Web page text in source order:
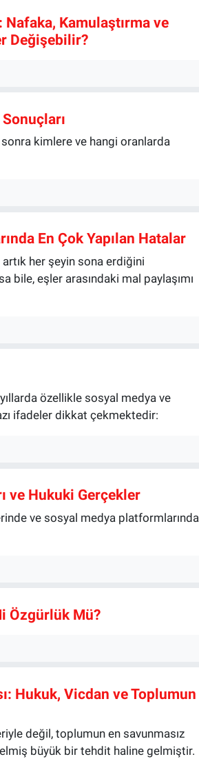
Nafaka, Kamulaştırma ve
Değişebilir?
kimlere ve hangi oranlarda
En Çok Yapılan Hatalar
her şeyin sona erdiğini
bile, eşler arasındaki mal paylaşımı
özellikle sosyal medya ve
ifadeler dikkat çekmektedir:
ve Hukuki Gerçekler
ve sosyal medya platformlarında
Özgürlük Mü?
Hukuk, Vicdan ve Toplumun
değil, toplumun en savunmasız
büyük bir tehdit haline gelmiştir.